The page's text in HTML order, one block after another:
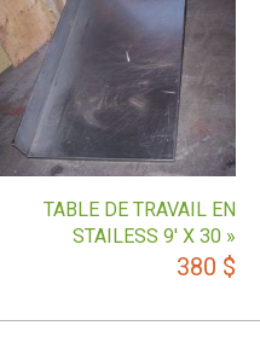
TABLE DE TRAVAIL EN
STAILESS 9′ X 30 »
380 $